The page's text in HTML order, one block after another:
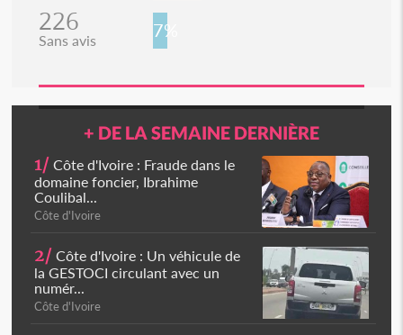
226
Sans avis 7%
+ DE LA SEMAINE DERNIÈRE
1/ Côte d'Ivoire : Fraude dans le
domaine foncier, Ibrahime
Coulibal...
Côte d'Ivoire
2/ Côte d'Ivoire : Un véhicule de
la GESTOCI circulant avec un
numér...
Côte d'Ivoire